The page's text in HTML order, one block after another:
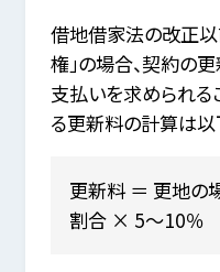
借地借家法の改正
権」の場合、契約の
支払いを求められる
る更新料の計算は以
更新料 ＝ 更地
割合 × 5～10％